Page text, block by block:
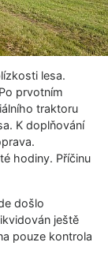
lesa.
prvotním
traktoru
K doplňování
hodiny. Příčinu
došlo
ještě
pouze kontrola